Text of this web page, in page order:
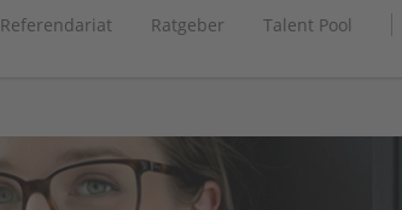
Referendariat Ratgeber Talent Pool